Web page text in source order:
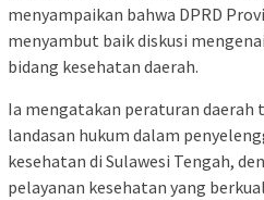
menyampaikan bahwa DPRD
menyambut baik diskusi
bidang kesehatan daerah.
Ia mengatakan peraturan daerah
landasan hukum dalam
kesehatan di Sulawesi Tengah,
pelayanan kesehatan yang